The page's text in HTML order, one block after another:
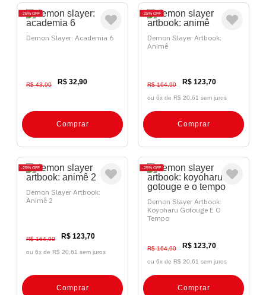
25% OFF
Demon Slayer: Academia 6
R$ 43,90 R$ 32,90
Comprar
25% OFF
Demon Slayer Artbook:
Animê
R$ 164,90 R$ 123,70
ou 6x de R$ 20,61 sem juros
Comprar
25% OFF
Demon Slayer Artbook:
Animê 2
R$ 164,90 R$ 123,70
ou 6x de R$ 20,61 sem juros
Comprar
25% OFF
Demon Slayer Artbook:
Koyoharu Gotouge E O
Tempo
R$ 164,90 R$ 123,70
ou 6x de R$ 20,61 sem juros
Comprar